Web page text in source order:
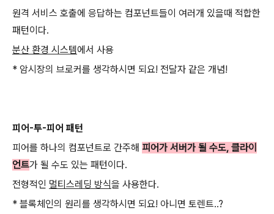
원격 서비스 호출에 응답하는 컴포넌트들이 여러개 있을때 적합한
패턴이다.
분산 환경 시스템에서 사용
* 암시장의 브로커를 생각하시면 되요! 전달자 같은 개념!
피어-투-피어 패턴
피어를 하나의 컴포넌트로 간주해 피어가 서버가 될 수도, 클라이
언트가 될 수도 있는 패턴이다.
전형적인 멀티스레딩 방식을 사용한다.
* 블록체인의 원리를 생각하시면 되요! 아니면 토렌트..?